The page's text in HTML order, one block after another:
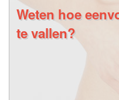
Weten hoe
te vallen?